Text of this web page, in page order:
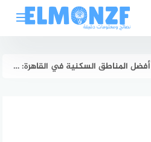
أفضل المناطق السكنية في القاهرة: شقق للبيع في مصر الجديدة، مدينة نصر، الشروق، والعبور